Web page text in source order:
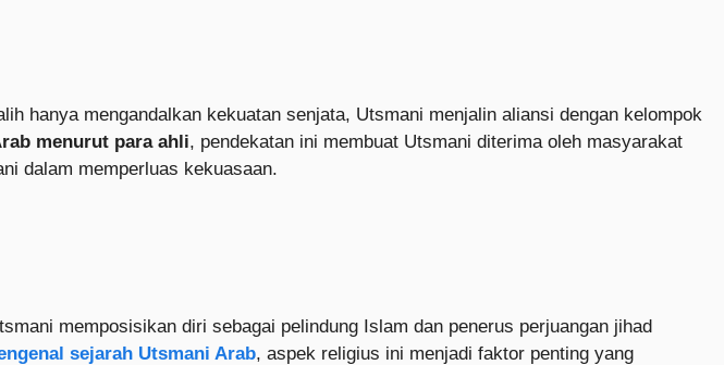
hanya mengandalkan kekuatan senjata, Utsmani menjalin aliansi dengan kelompok
menurut para ahli, pendekatan ini membuat Utsmani diterima oleh masyarakat
dalam memperluas kekuasaan.
memposisikan diri sebagai pelindung Islam dan penerus perjuangan jihad
sejarah Utsmani Arab, aspek religius ini menjadi faktor penting yang